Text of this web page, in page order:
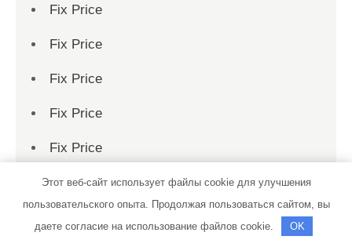
Fix Price
Fix Price
Fix Price
Fix Price
Fix Price
Fix Price
Этот веб-сайт использует файлы cookie для улучшения
пользовательского опыта. Продолжая пользоваться сайтом, вы
даете согласие на использование файлов cookie.
OK